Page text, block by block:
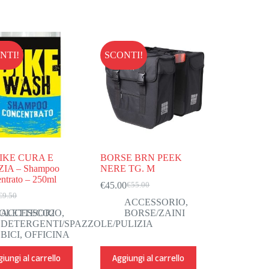
CURA E
– Shampoo
– 250ml
9.50
originale
era:
attuale
è:
ACCESSORIO,
DETERGENTI/SPAZZOLE/PULIZIA
BICI,OFFICINA
al carrello
SCONTI!
BORSE BRN PEEK
NERE TG. M
€55.00
Il
prezzo
originale
era:
€45.00Il
prezzo
attuale
è:
ACCESSORIO,
BORSE/ZAINI
Aggiungi al carrello